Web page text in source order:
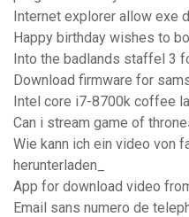
Internet explorer allow exe
Happy birthday wishes to
Into the badlands staffel 3
Download firmware for
Intel core i7-8700k coffee
Can i stream game of
Wie kann ich ein video von
herunterladen_
App for download video
Email sans numero de